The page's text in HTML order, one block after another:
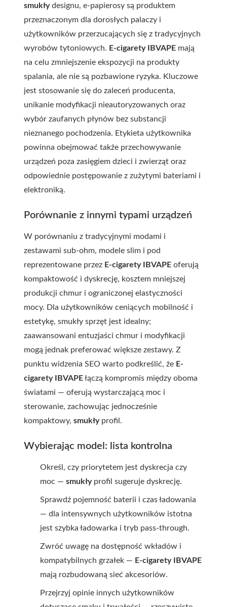
smukłydesignu, e-papierosy są produktem
przeznaczonym dla dorosłych palaczy i
użytkowników przerzucających się z tradycyjnych
wyrobów tytoniowych. E-cigarety IBVAPE mają
na celu zmniejszenie ekspozycji na produkty
spalania, ale nie są pozbawione ryzyka. Kluczowe
jest stosowanie się do zaleceń producenta,
unikanie modyfikacji nieautoryzowanych oraz
wybór zaufanych płynów bez substancji
nieznanego pochodzenia. Etykieta użytkownika
powinna obejmować także przechowywanie
urządzeń poza zasięgiem dzieci i zwierząt oraz
odpowiednie postępowanie z zużytymi bateriami i
elektroniką.
Porównanie z innymi typami urządzeń
W porównaniu z tradycyjnymi modami i
zestawami sub-ohm, modele slim i pod
reprezentowane przez E-cigarety IBVAPE oferują
kompaktowość i dyskrecję, kosztem mniejszej
produkcji chmur i ograniczonej elastyczności
mocy. Dla użytkowników ceniących mobilność i
estetykę, smukły sprzęt jest idealny;
zaawansowani entuzjaści chmur i modyfikacji
mogą jednak preferować większe zestawy. Z
punktu widzenia SEO warto podkreślić, że E-
cigarety IBVAPEłączą kompromis między oboma
światami — oferują wystarczającą moc i
sterowanie, zachowując jednocześnie
kompaktowy, smukłyprofil.
Wybierając model: lista kontrolna
Określ, czy priorytetem jest dyskrecja czy
moc — smukłyprofil sugeruje dyskrecję.
Sprawdź pojemność baterii i czas ładowania
— dla intensywnych użytkowników istotna
jest szybka ładowarka i tryb pass-through.
Zwróć uwagę na dostępność wkładów i
kompatybilnych grzałek — E-cigarety IBVAPE
mają rozbudowaną sieć akcesoriów.
Przejrzyj opinie innych użytkowników